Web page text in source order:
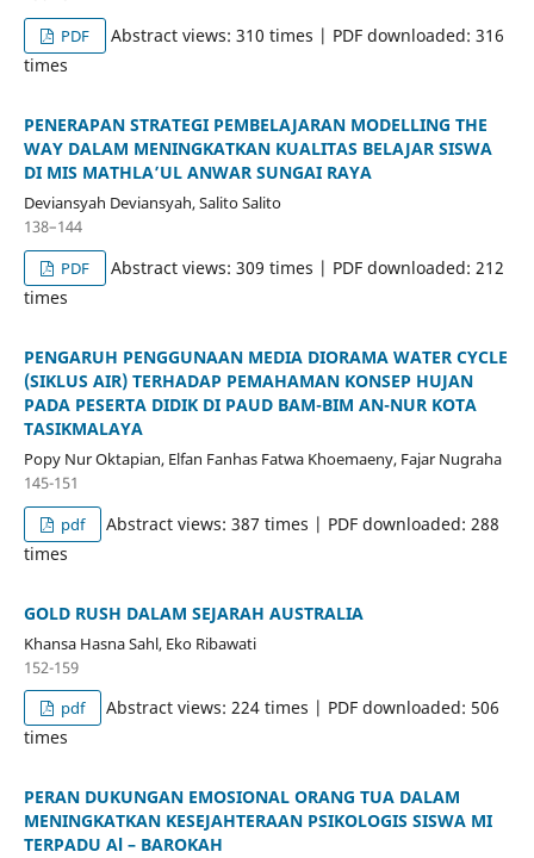
PDF
Abstract views: 310 times | PDF downloaded: 316
times
PENERAPAN STRATEGI PEMBELAJARAN MODELLING THE
WAY DALAM MENINGKATKAN KUALITAS BELAJAR SISWA
DI MIS MATHLA’UL ANWAR SUNGAI RAYA
Deviansyah Deviansyah, Salito Salito
138–144
PDF
Abstract views: 309 times | PDF downloaded: 212
times
PENGARUH PENGGUNAAN MEDIA DIORAMA WATER CYCLE
(SIKLUS AIR) TERHADAP PEMAHAMAN KONSEP HUJAN
PADA PESERTA DIDIK DI PAUD BAM-BIM AN-NUR KOTA
TASIKMALAYA
Popy Nur Oktapian, Elfan Fanhas Fatwa Khoemaeny, Fajar Nugraha
145-151
pdf
Abstract views: 387 times | PDF downloaded: 288
times
GOLD RUSH DALAM SEJARAH AUSTRALIA
Khansa Hasna Sahl, Eko Ribawati
152-159
pdf
Abstract views: 224 times | PDF downloaded: 506
times
PERAN DUKUNGAN EMOSIONAL ORANG TUA DALAM
MENINGKATKAN KESEJAHTERAAN PSIKOLOGIS SISWA MI
TERPADU Al – BAROKAH